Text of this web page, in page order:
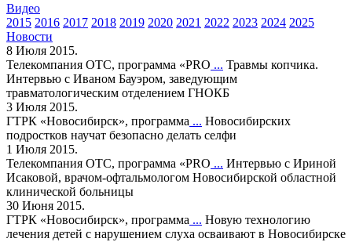
Видео
2015 2016 2017 2018 2019 2020 2021 2022 2023 2024 2025
Новости
8 Июля 2015.
Телекомпания ОТС, программа «PRO ... Травмы копчика.
Интервью с Иваном Бауэром, заведующим
травматологическим отделением ГНОКБ
3 Июля 2015.
ГТРК «Новосибирск», программа ... Новосибирских
подростков научат безопасно делать селфи
1 Июля 2015.
Телекомпания ОТС, программа «PRO ... Интервью с Ириной
Исаковой, врачом-офтальмологом Новосибирской областной
клинической больницы
30 Июня 2015.
ГТРК «Новосибирск», программа ... Новую технологию
лечения детей с нарушением слуха осваивают в Новосибирске